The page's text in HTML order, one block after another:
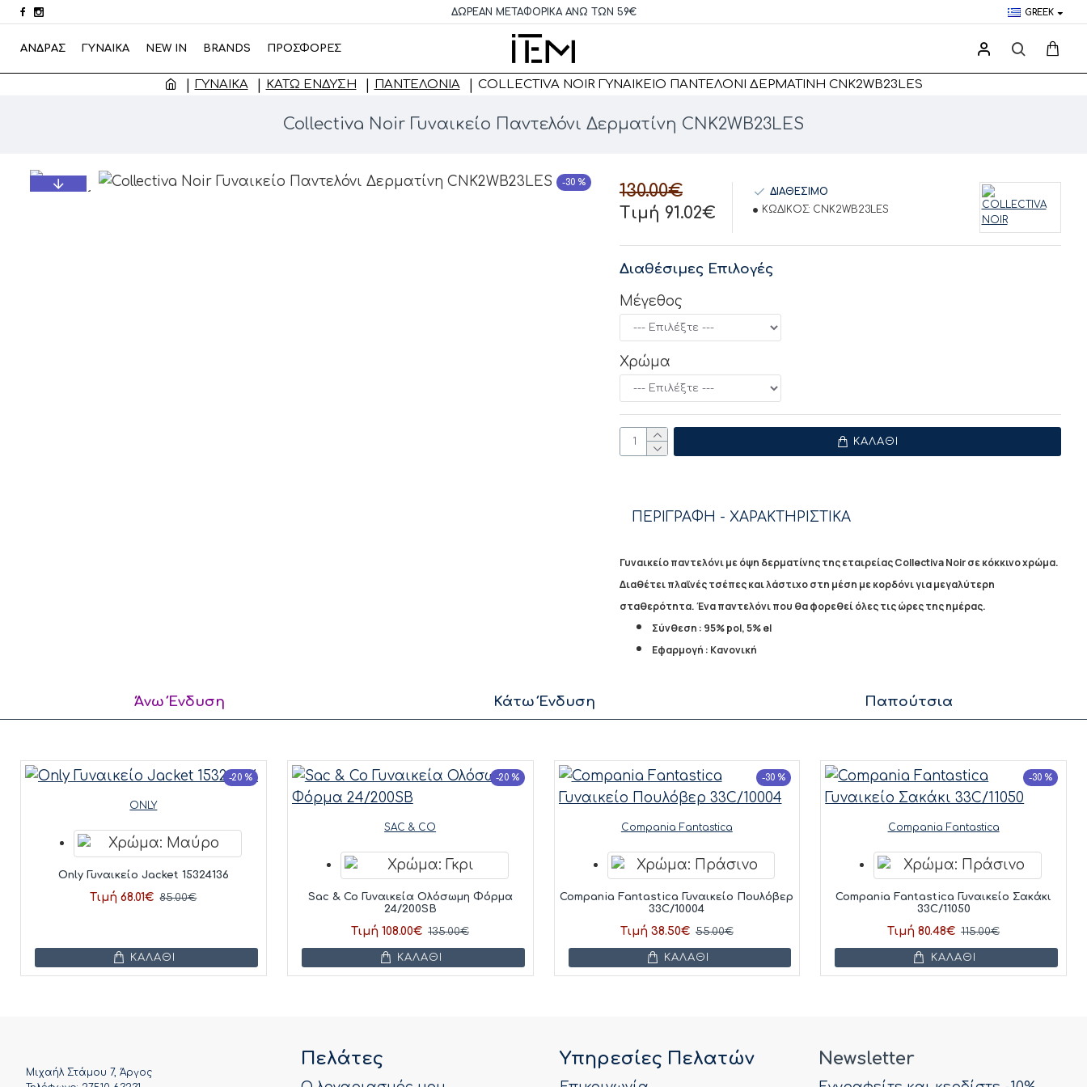
ΔΩΡΕΆΝ ΜΕΤΑΦΟΡΙΚΆ ΆΝΩ ΤΩΝ 59€ GREEK
ΑΝΔΡΑΣ ΓΥΝΑΙΚΑ NEW IN BRANDS ΠΡΟΣΦΟΡΕΣ
ΓΥΝΑΙΚΑ ΚΆΤΩ ΈΝΔΥΣΗ ΠΑΝΤΕΛΌΝΙΑ COLLECTIVA NOIR ΓΥΝΑΙΚΕΊΟ ΠΑΝΤΕΛΌΝΙ ΔΕΡΜΑΤΊΝΗ CNK2WB23LES
Collectiva Noir Γυναικείο Παντελόνι Δερματίνη CNK2WB23LES
-30 %
Τιμή 91.02€
130.00€
ΔΙΑΘΕΣΙΜΟ
ΚΩΔΙΚΟΣ: CNK2WB23LES
Διαθέσιμες Επιλογές
Μέγεθος
Χρώμα
ΚΑΛΆΘΙ
ΠΕΡΙΓΡΑΦΗ - ΧΑΡΑΚΤΗΡΙΣΤΙΚΑ
Γυναικείο παντελόνι με όψη δερματίνης της εταιρείας Collectiva Noir σε κόκκινο χρώμα.
Διαθέτει πλαϊνές τσέπες και λάστιχο στη μέση με κορδόνι για μεγαλύτερη
σταθερότητα. Ένα παντελόνι που θα φορεθεί όλες τις ώρες της ημέρας.
Σύνθεση : 95% pol, 5% el
Εφαρμογή : Κανονική
Άνω Ένδυση Κάτω Ένδυση Παπούτσια
-20 %
ONLY
Only Γυναικείο Jacket 15324136
Τιμή 68.01€ 85.00€
ΚΑΛΆΘΙ
-20 %
SAC & CO
Sac & Co Γυναικεία Ολόσωμη Φόρμα
24/200SB
Τιμή 108.00€ 135.00€
ΚΑΛΆΘΙ
-30 %
Compania Fantastica
Compania Fantastica Γυναικείο Πουλόβερ
33C/10004
Τιμή 38.50€ 55.00€
ΚΑΛΆΘΙ
-30 %
Compania Fantastica
Compania Fantastica Γυναικείο Σακάκι
33C/11050
Τιμή 80.48€ 115.00€
ΚΑΛΆΘΙ
Μιχαήλ Στάμου 7, Άργος
Πελάτες Υπηρεσίες Πελατών Newsletter